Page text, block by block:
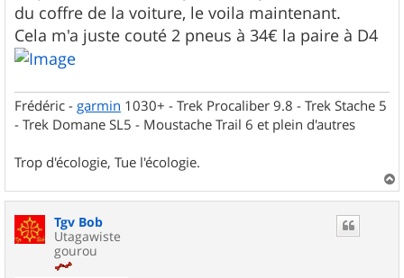
a
g
e
du coffre de la voiture, le voila maintenant.
Cela m'a juste couté 2 pneus à 34€ la paire à D4
Frédéric - garmin 1030+ - Trek Procaliber 9.8 - Trek Stache 5
- Trek Domane SL5 - Moustache Trail 6 et plein d'autres
Trop d'écologie, Tue l'écologie.
a
Tgv Bob
Utagawiste
gourou